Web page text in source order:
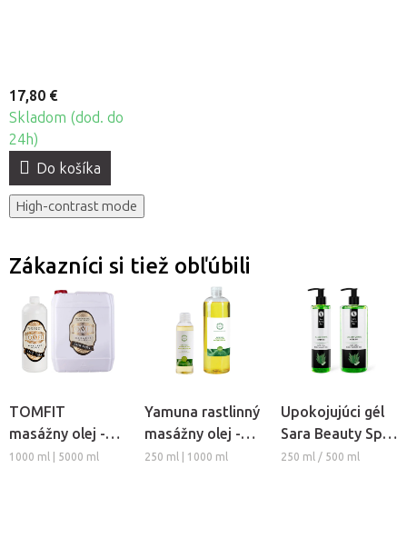
17,80 €
Skladom (dod. do
24h)
Do košíka
High-contrast mode
Zákazníci si tiež obľúbili
TOMFIT
masážny olej -
Aloe Vera
1000 ml | 5000 ml
Yamuna rastlinný
masážny olej -
Aloe Vera
250 ml | 1000 ml
Upokojujúci gél
Sara Beauty Spa
- Aloe Vera
250 ml / 500 ml